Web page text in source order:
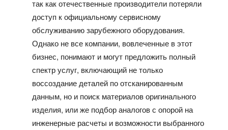
так как отечественные производители потеряли
доступ к официальному сервисному
обслуживанию зарубежного оборудования.
Однако не все компании, вовлеченные в этот
бизнес, понимают и могут предложить полный
спектр услуг, включающий не только
воссоздание деталей по отсканированным
данным, но и поиск материалов оригинального
изделия, или же подбор аналогов с опорой на
инженерные расчеты и возможности выбранного